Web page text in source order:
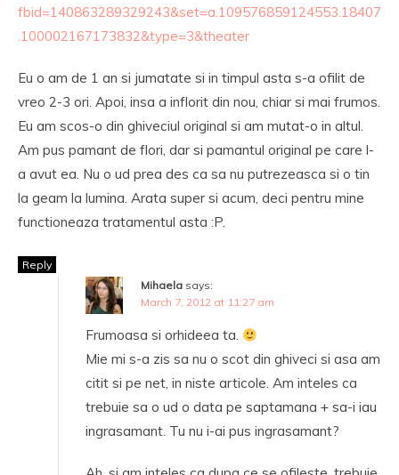
fbid=140863289329243&set=a.109576859124553.18407
.100002167173832&type=3&theater
Eu o am de 1 an si jumatate si in timpul asta s-a ofilit de
vreo 2-3 ori. Apoi, insa a inflorit din nou, chiar si mai frumos.
Eu am scos-o din ghiveciul original si am mutat-o in altul.
Am pus pamant de flori, dar si pamantul original pe care l-
a avut ea. Nu o ud prea des ca sa nu putrezeasca si o tin
la geam la lumina. Arata super si acum, deci pentru mine
functioneaza tratamentul asta :P.
Reply
Mihaela says:
March 7, 2012 at 11:27 am
Frumoasa si orhideea ta.
Mie mi s-a zis sa nu o scot din ghiveci si asa am
citit si pe net, in niste articole. Am inteles ca
trebuie sa o ud o data pe saptamana + sa-i iau
ingrasamant. Tu nu i-ai pus ingrasamant?